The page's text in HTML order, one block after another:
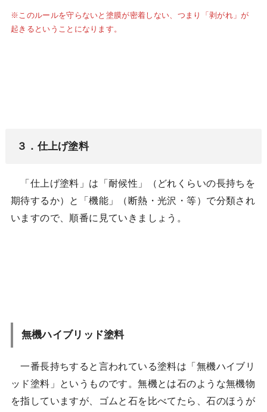
※このルールを守らないと塗膜が密着しない、つまり「剥がれ」が
起きるということになります。
３．仕上げ塗料
「仕上げ塗料」は「耐候性」（どれくらいの長持ちを
期待するか）と「機能」（断熱・光沢・等）で分類され
いますので、順番に見ていきましょう。
無機ハイブリッド塗料
一番長持ちすると言われている塗料は「無機ハイブリ
ッド塗料」というものです。無機とは石のような無機物
を指していますが、ゴムと石を比べてたら、石のほうが